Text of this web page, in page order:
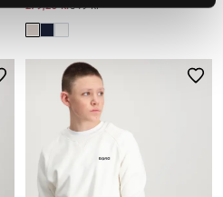
279,20 kr349 kr